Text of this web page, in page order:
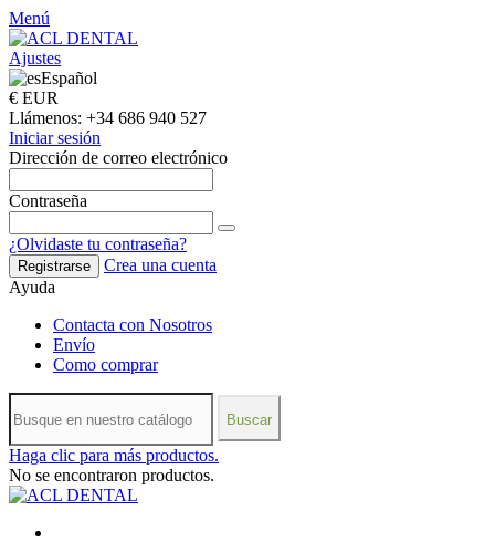
Menú
Ajustes
Español
€ EUR
Llámenos: +34 686 940 527
Iniciar sesión
Dirección de correo electrónico
Contraseña
¿Olvidaste tu contraseña?
Registrarse
Crea una cuenta
Ayuda
Contacta con Nosotros
Envío
Como comprar
Buscar
Haga clic para más productos.
No se encontraron productos.